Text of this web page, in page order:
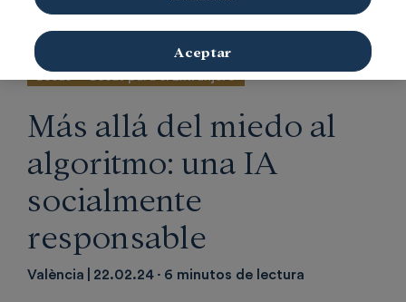
confunden con los seres humanos.
Becas Becas para el Extranjero
Más allá del miedo al
algoritmo: una IA
socialmente
responsable
València 22.02.24 6 minutos de lectura
Aceptar